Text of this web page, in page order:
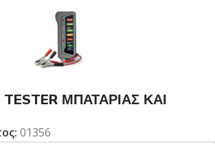
ΜΠΑΤΑΡΙΑΣ ΚΑΙ
01356